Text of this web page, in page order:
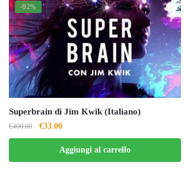
-92%
Superbrain di Jim Kwik (Italiano)
€400.00
Il
prezzo
originale
era:
€33.00Il
prezzo
attuale
è:
Aggiungi al carrello